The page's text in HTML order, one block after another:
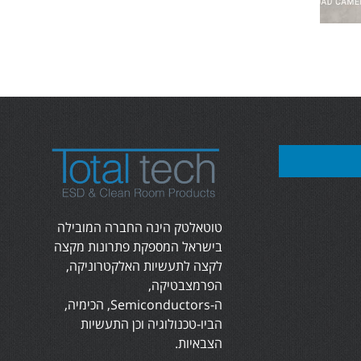
טוטאלטק הינה החברה המובילה
בישראל המספקת פתרונות מקצה
לקצה לתעשיות האלקטרוניקה,
הפרמצבטיקה,
ה-Semiconductors, הכימיה,
הביו-טכנולוגיה וכן התעשיות
הצבאיות.